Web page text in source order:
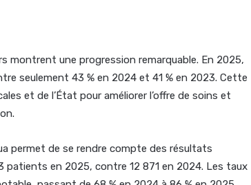
montrent une progression remarquable. En 2025,
seulement 43 % en 2024 et 41 % en 2023. Cette
et de l’État pour améliorer l’offre de soins et
permet de se rendre compte des résultats
en 2025, contre 12 871 en 2024. Les taux